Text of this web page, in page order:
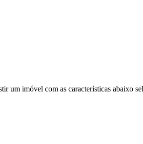
um imóvel com as características abaixo